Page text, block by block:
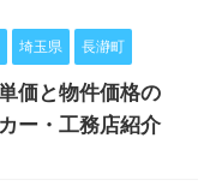
埼玉県 長瀞町
価と物件価格の
ー・工務店紹介